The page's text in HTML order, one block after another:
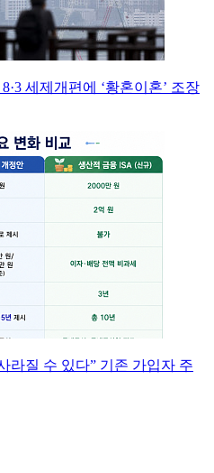
세제개편에 ‘황혼이혼’ 조장
라질 수 있다” 기존 가입자 주